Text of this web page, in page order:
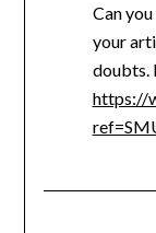
Can
your
doubts.
https://